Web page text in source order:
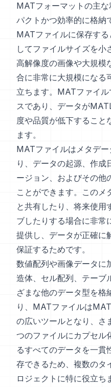
MATフォーマットの主
パクトかつ効率的に格納
MATファイルに保存す
してファイルサイズを小
高解像度の画像や大規模
合に非常に大規模になる
立ちます。MATファイ
スであり、データが
度や品質が低下すること
ます。
MATファイルはメタデ
り、データの起源、作
ージョン、およびその他
ことができます。このメ
と共有したり、将来使用
ブしたりする場合に非常
提供し、データが正確に
保証するためです。
数値配列や画像データに
造体、セル配列、テーブ
ざまな他のデータ型を格
り、MATファイルは
の広いツールとなり、さ
つのファイルにカプセル
るすべてのデータを一貫
存できるため、複数のタ
ロジェクトに特に役立ち